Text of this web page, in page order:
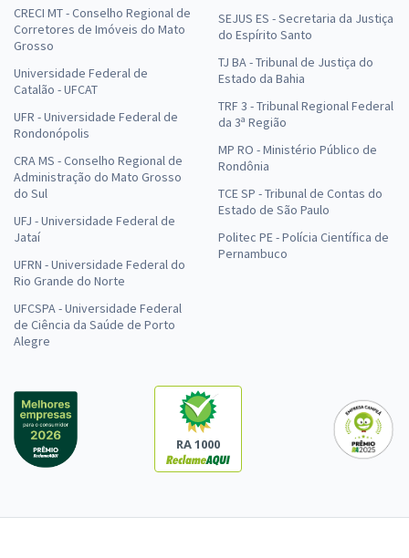
CRECI MT - Conselho Regional de
Corretores de Imóveis do Mato
Grosso
Universidade Federal de
Catalão - UFCAT
UFR - Universidade Federal de
Rondonópolis
CRA MS - Conselho Regional de
Administração do Mato Grosso
do Sul
UFJ - Universidade Federal de
Jataí
UFRN - Universidade Federal do
Rio Grande do Norte
UFCSPA - Universidade Federal
de Ciência da Saúde de Porto
Alegre
SEJUS ES - Secretaria da Justiça
do Espírito Santo
TJ BA - Tribunal de Justiça do
Estado da Bahia
TRF 3 - Tribunal Regional Federal
da 3ª Região
MP RO - Ministério Público de
Rondônia
TCE SP - Tribunal de Contas do
Estado de São Paulo
Politec PE - Polícia Científica de
Pernambuco
RA 1000